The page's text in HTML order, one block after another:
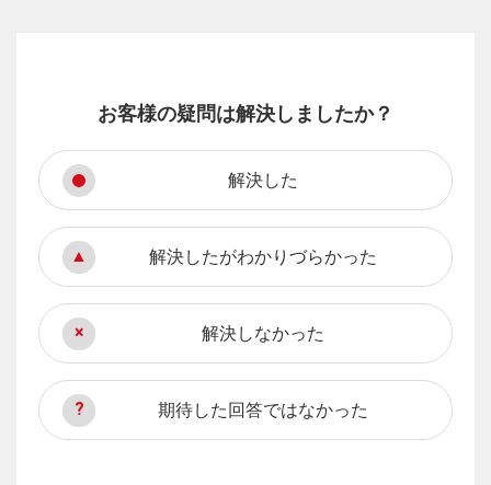
お客様の疑問は解決しましたか？
解決した
解決したがわかりづらかった
解決しなかった
期待した回答ではなかった